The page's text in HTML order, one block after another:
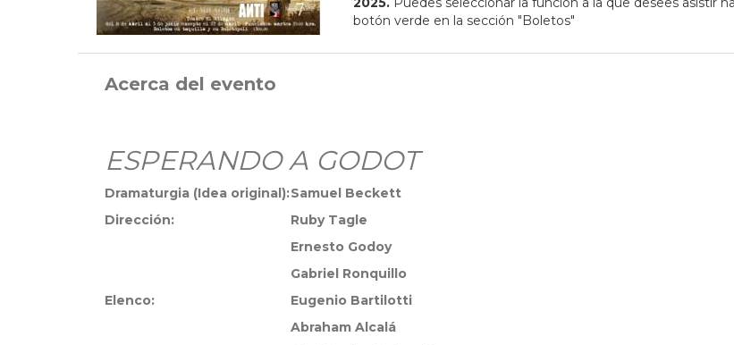
botón verde en la sección "Boletos"
Acerca del evento
ESPERANDO A GODOT
Dramaturgia (Idea original):Samuel Beckett
Dirección:
Ruby Tagle
Elenco:
Ernesto Godoy
Gabriel Ronquillo
Eugenio Bartilotti
Abraham Alcalá